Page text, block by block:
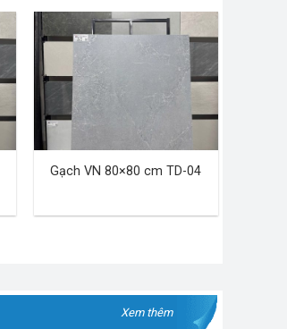
Gạch VN 80×80 cm TD-04
Xem thêm